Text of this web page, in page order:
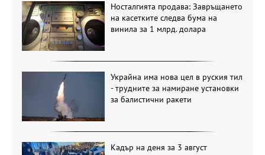
Носталгията продава: Завръщането
на касетките следва бума на
винила за 1 млрд. долара
Украйна има нова цел в руския тил
- трудните за намиране установки
за балистични ракети
Кадър на деня за 3 август